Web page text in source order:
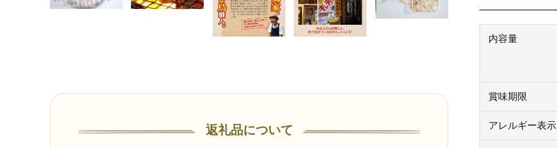
返礼品について
内容量
賞味期限
アレルギー表示